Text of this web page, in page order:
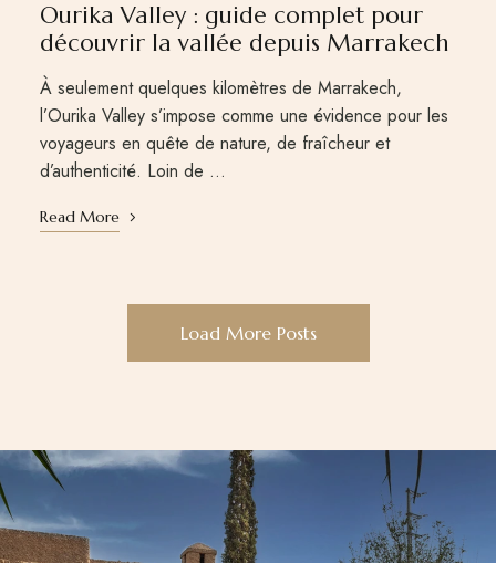
Ourika Valley : guide complet pour
découvrir la vallée depuis Marrakech
À seulement quelques kilomètres de Marrakech,
l’Ourika Valley s’impose comme une évidence pour les
voyageurs en quête de nature, de fraîcheur et
d’authenticité. Loin de …
Read More
Load More Posts